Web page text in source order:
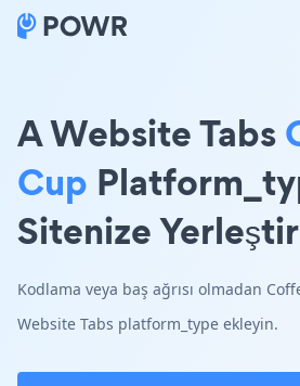
A Website Tabs
Cup
Sitenize
Kodlama veya baş ağrısı olmadan
Website Tabs platform_type ekleyin.